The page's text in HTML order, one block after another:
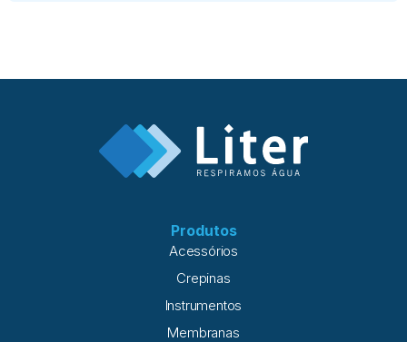
Produtos
Acessórios
Crepinas
Instrumentos
Membranas